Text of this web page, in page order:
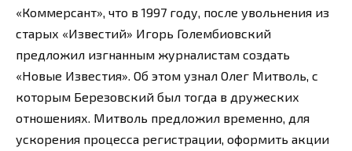
«Коммерсант», что в 1997 году, после увольнения из
старых «Известий» Игорь Голембиовский
предложил изгнанным журналистам создать
«Новые Известия». Об этом узнал Олег Митволь, с
которым Березовский был тогда в дружеских
отношениях. Митволь предложил временно, для
ускорения процесса регистрации, оформить акции